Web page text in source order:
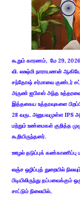
கூறும் காரணம், மே 29, 2026
வி. லக்ஷ்மி நாராயணன்
சந்தோஷ் சர்மாவை குண்டர்
அருண் ஐபிஎஸ் அந்த உத்தரவை
இத்தகைய உத்தரவுகளை
28 வருட அனுபவமுள்ள IPS
மற்றும் உண்மைகள் குறித்த
கூறியிருந்தனர்.
ஊழல் தடுப்புக் கண்காணிப்பு
லஞ்ச ஒழிப்புத் துறையில்
பிடியிலிருந்து தப்பவைக்கும்
சாட்டும் நிலையில்,